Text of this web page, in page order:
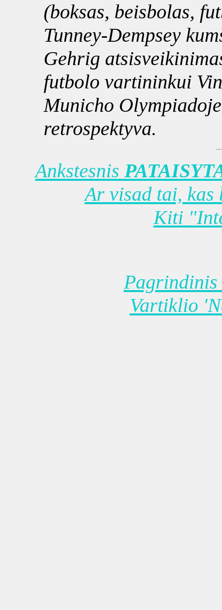
(boksas, beisbolas,
Tunney-Dempsey
Gehrig
futbolo vartininkui
Municho
retrospektyva.
Ankstesnis
Ar visad tai, kas
Kiti
Vartiklio